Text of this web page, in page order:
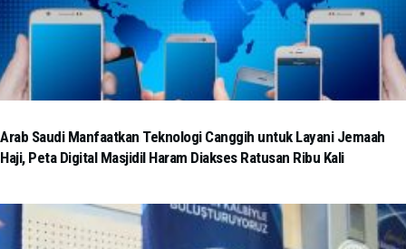
Arab Saudi Manfaatkan Teknologi Canggih untuk Layani Jemaah
Haji, Peta Digital Masjidil Haram Diakses Ratusan Ribu Kali